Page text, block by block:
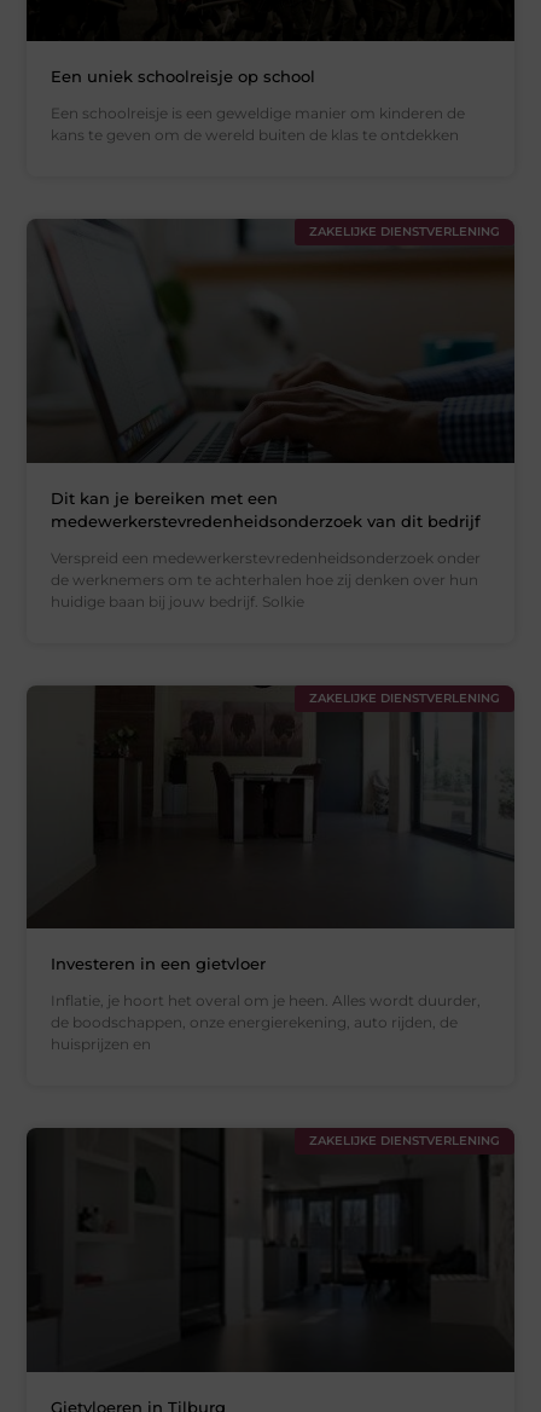
Een uniek schoolreisje op school
Een schoolreisje is een geweldige manier om kinderen de
kans te geven om de wereld buiten de klas te ontdekken
ZAKELIJKE DIENSTVERLENING
Dit kan je bereiken met een
medewerkerstevredenheidsonderzoek van dit bedrijf
Verspreid een medewerkerstevredenheidsonderzoek onder
de werknemers om te achterhalen hoe zij denken over hun
huidige baan bij jouw bedrijf. Solkie
ZAKELIJKE DIENSTVERLENING
Investeren in een gietvloer
Inflatie, je hoort het overal om je heen. Alles wordt duurder,
de boodschappen, onze energierekening, auto rijden, de
huisprijzen en
ZAKELIJKE DIENSTVERLENING
Gietvloeren in Tilburg